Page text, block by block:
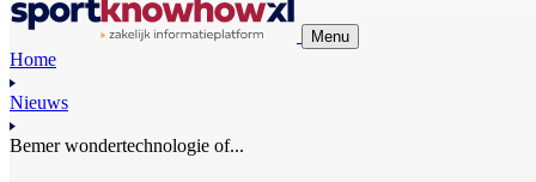
Menu
Home
Nieuws
Bemer wondertechnologie of...